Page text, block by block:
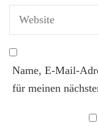
Name, E-Mail-
für meinen